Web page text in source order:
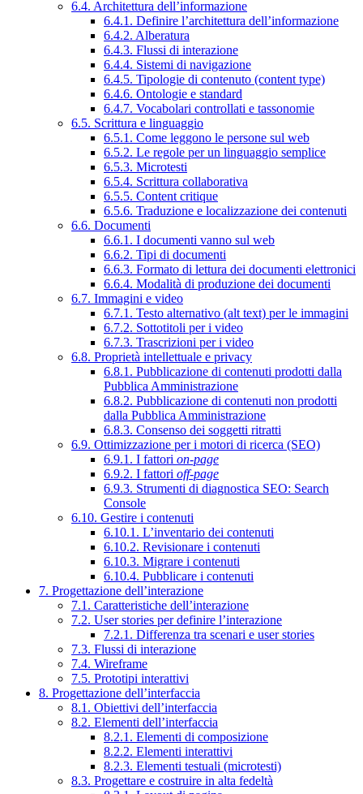
6.4. Architettura dell’informazione
6.4.1. Definire l’architettura dell’informazione
6.4.2. Alberatura
6.4.3. Flussi di interazione
6.4.4. Sistemi di navigazione
6.4.5. Tipologie di contenuto (content type)
6.4.6. Ontologie e standard
6.4.7. Vocabolari controllati e tassonomie
6.5. Scrittura e linguaggio
6.5.1. Come leggono le persone sul web
6.5.2. Le regole per un linguaggio semplice
6.5.3. Microtesti
6.5.4. Scrittura collaborativa
6.5.5. Content critique
6.5.6. Traduzione e localizzazione dei contenuti
6.6. Documenti
6.6.1. I documenti vanno sul web
6.6.2. Tipi di documenti
6.6.3. Formato di lettura dei documenti elettronici
6.6.4. Modalità di produzione dei documenti
6.7. Immagini e video
6.7.1. Testo alternativo (alt text) per le immagini
6.7.2. Sottotitoli per i video
6.7.3. Trascrizioni per i video
6.8. Proprietà intellettuale e privacy
6.8.1. Pubblicazione di contenuti prodotti dalla
Pubblica Amministrazione
6.8.2. Pubblicazione di contenuti non prodotti
dalla Pubblica Amministrazione
6.8.3. Consenso dei soggetti ritratti
6.9. Ottimizzazione per i motori di ricerca (SEO)
6.9.1. I fattori on-page
6.9.2. I fattori off-page
6.9.3. Strumenti di diagnostica SEO: Search
Console
6.10. Gestire i contenuti
6.10.1. L’inventario dei contenuti
6.10.2. Revisionare i contenuti
6.10.3. Migrare i contenuti
6.10.4. Pubblicare i contenuti
7. Progettazione dell’interazione
7.1. Caratteristiche dell’interazione
7.2. User stories per definire l’interazione
7.2.1. Differenza tra scenari e user stories
7.3. Flussi di interazione
7.4. Wireframe
7.5. Prototipi interattivi
8. Progettazione dell’interfaccia
8.1. Obiettivi dell’interfaccia
8.2. Elementi dell’interfaccia
8.2.1. Elementi di composizione
8.2.2. Elementi interattivi
8.2.3. Elementi testuali (microtesti)
8.3. Progettare e costruire in alta fedeltà